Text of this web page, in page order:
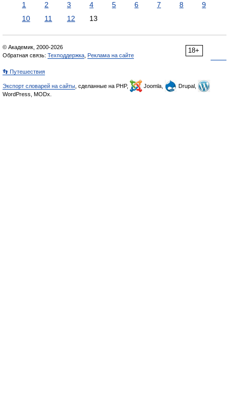
1 2 3 4 5 6 7 8
9
10
11 12 13
18+
© Академик, 2000-2026
Обратная связь: Техподдержка Реклама на сайте
👣 Путешествия
Экспорт словарей на сайты , сделанные на PHP, Joomla,
Drupal,
WordPress, MODx.